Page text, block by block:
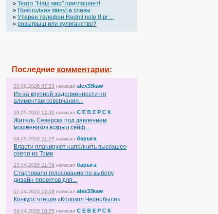
» Театр "Наш мир" приглашает!
» Новогодняя минута славы
» Утерен телефон Redmi note 8 pr ...
» розыгрыш или хулиганство?
Последние комментарии:
20.06.2026 07:33 написал alex33kaw
Из-за крупной задолженности по
алиментам северчанин...
19.05.2026 14:30 написал С Е В Е Р С К
Житель Северска под давлением
мошенников вскрыл сейф...
04.05.2026 21:25 написал барыга
Власти планируют наполнить высохшее
озеро из Томи
23.04.2026 21:39 написал барыга
Стартовало голосование по выбору
дизайн-проектов для...
07.04.2026 15:18 написал alex33kaw
Конкурс чтецов «Колокол Чернобыля»
04.04.2026 18:35 написал С Е В Е Р С К